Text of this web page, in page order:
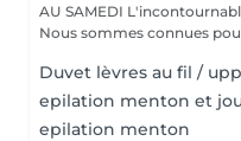
AU SAMEDI L'incontournable institut de beauté à Luxembourg.
Nous sommes connues
Duvet lèvres au fil /
epilation menton et
epilation menton